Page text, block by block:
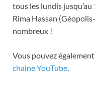
tous les lundis
Rima Hassan
nombreux !
Vous pouvez
chaine YouTube